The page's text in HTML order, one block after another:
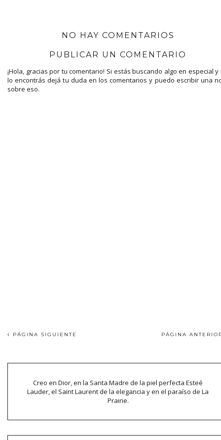
NO HAY COMENTARIOS
PUBLICAR UN COMENTARIO
¡Hola, gracias por tu comentario! Si estás buscando algo en especial y
lo encontrás dejá tu duda en los comentarios y puedo escribir una
sobre eso.
PÁGINA SIGUIENTE PÁGINA
Creo en Dior, en la Santa Madre de la piel perfecta Esteé
Lauder, el Saint Laurent de la elegancia y en el paraíso de La
Prairie.